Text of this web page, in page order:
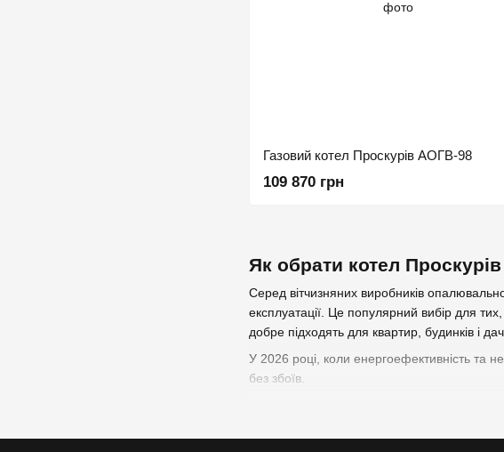
Як обрати котел
Серед вітчизняних виробників
експлуатації. Це популярний вибір для
добре підходять для квартир, будинків і дач.
У 2026 році, коли енергоефективність та
без збоїв.
Виробник пропонує широкий вибір
Газовий котел Проскурів АОГВ-98
109 870 грн